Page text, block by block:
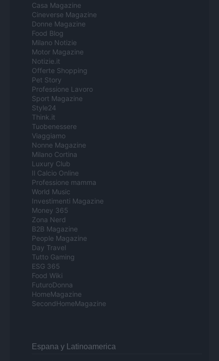
Casa Magazine
Cineverse Magazine
Donne Magazine
Food Blog
Milano Notizie
Motor Magazine
Notizie.it
Offerte Shopping
Pet Story
Professione Lavoro
Sport Magazine
Style24
Think.it
Tuobenessere
Viaggiamo
Nonne Magazine
Milano Cortina
Luxury Club
Il Calcio Online
Professione mamma
World Music
Investimenti Magazine
Money 365
Zona Nerd
B2B Magazine
People Magazine
Day Travel
Tutto Gaming
ESG 365
Food Wiki
FuturoDonna
HomeMagazine
SecondHomeMagazine
Espana y Latinoamerica